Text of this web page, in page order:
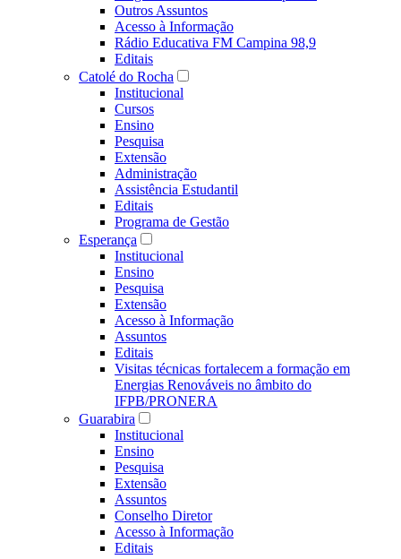
Outros Assuntos
Acesso à Informação
Rádio Educativa FM Campina 98,9
Editais
Catolé do Rocha
Institucional
Cursos
Ensino
Pesquisa
Extensão
Administração
Assistência Estudantil
Editais
Programa de Gestão
Esperança
Institucional
Ensino
Pesquisa
Extensão
Acesso à Informação
Assuntos
Editais
Visitas técnicas fortalecem a formação em
Energias Renováveis no âmbito do
IFPB/PRONERA
Guarabira
Institucional
Ensino
Pesquisa
Extensão
Assuntos
Conselho Diretor
Acesso à Informação
Editais